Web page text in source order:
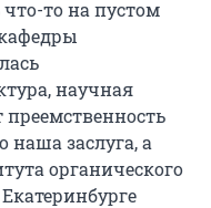
то на пустом
научная
наша заслуга, а
органического